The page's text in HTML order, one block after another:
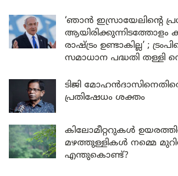
‘ഞാൻ ഇസ്രായേലിന്റെ
ആയിരിക്കുന്നിടത്തോളം
രാഷ്ട്രം ഉണ്ടാകില്ല’ ;
സമാധാന പദ്ധതി തള്ളി
ടിജി
പ്രതിഷേധം ശക്തം
കിലോമീറ്ററുകൾ
മഴത്തുള്ളികൾ നമ്മെ
എന്തുകൊണ്ട്?